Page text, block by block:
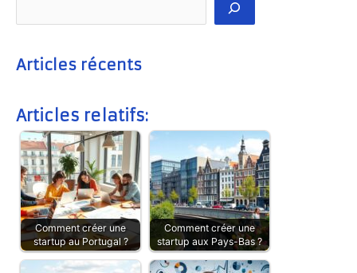
Articles récents
Articles relatifs:
Comment créer une
startup au Portugal ?
Comment créer une
startup aux Pays-Bas ?